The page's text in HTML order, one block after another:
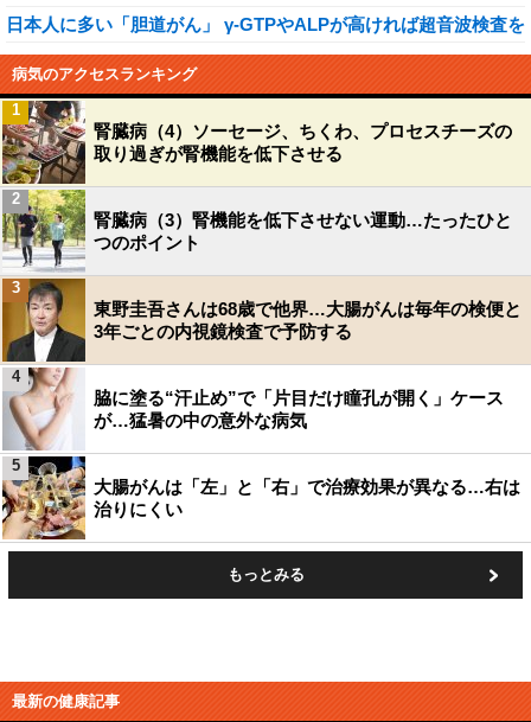
日本人に多い「胆道がん」 γ-GTPやALPが高ければ超音波検査を
病気のアクセスランキング
腎臓病（4）ソーセージ、ちくわ、プロセスチーズの
取り過ぎが腎機能を低下させる
1
腎臓病（3）腎機能を低下させない運動…たったひと
つのポイント
2
東野圭吾さんは68歳で他界…大腸がんは毎年の検便と
3年ごとの内視鏡検査で予防する
3
脇に塗る“汗止め”で「片目だけ瞳孔が開く」ケース
が…猛暑の中の意外な病気
4
大腸がんは「左」と「右」で治療効果が異なる…右は
治りにくい
5
もっとみる
最新の健康記事